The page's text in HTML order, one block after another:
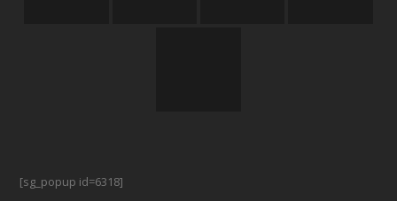
[sg_popup id=6318]